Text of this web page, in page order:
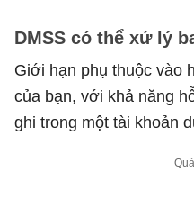
DMSS có thể xử lý
Giới hạn phụ thuộc vào
của bạn, với khả năng
ghi trong một tài khoản